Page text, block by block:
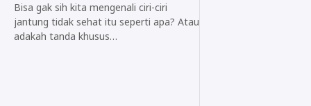
Bisa gak sih kita mengenali ciri-ciri
jantung tidak sehat itu seperti apa? Atau
adakah tanda khusus…